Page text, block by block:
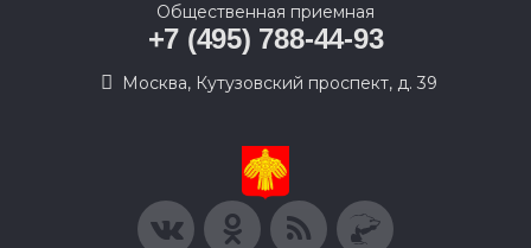
Общественная приемная
+7 (495) 788-44-93
Москва, Кутузовский проспект, д. 39